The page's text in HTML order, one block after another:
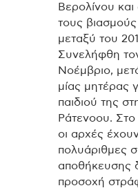
Βερολίνου
τους βιασμούς
μεταξύ του
Συνελήφθη
Νοέμβριο,
μίας μητέρας
παιδιού της
Ράτενοου. Στο
οι αρχές
πολυάριθμες
αποθήκευσης
προσοχή